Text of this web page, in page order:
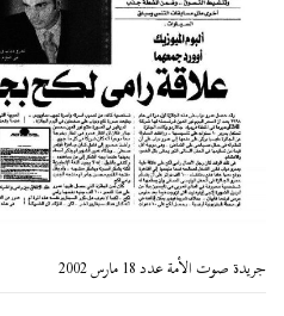
جريدة صوت الأمة عدد 18 مارس 2002